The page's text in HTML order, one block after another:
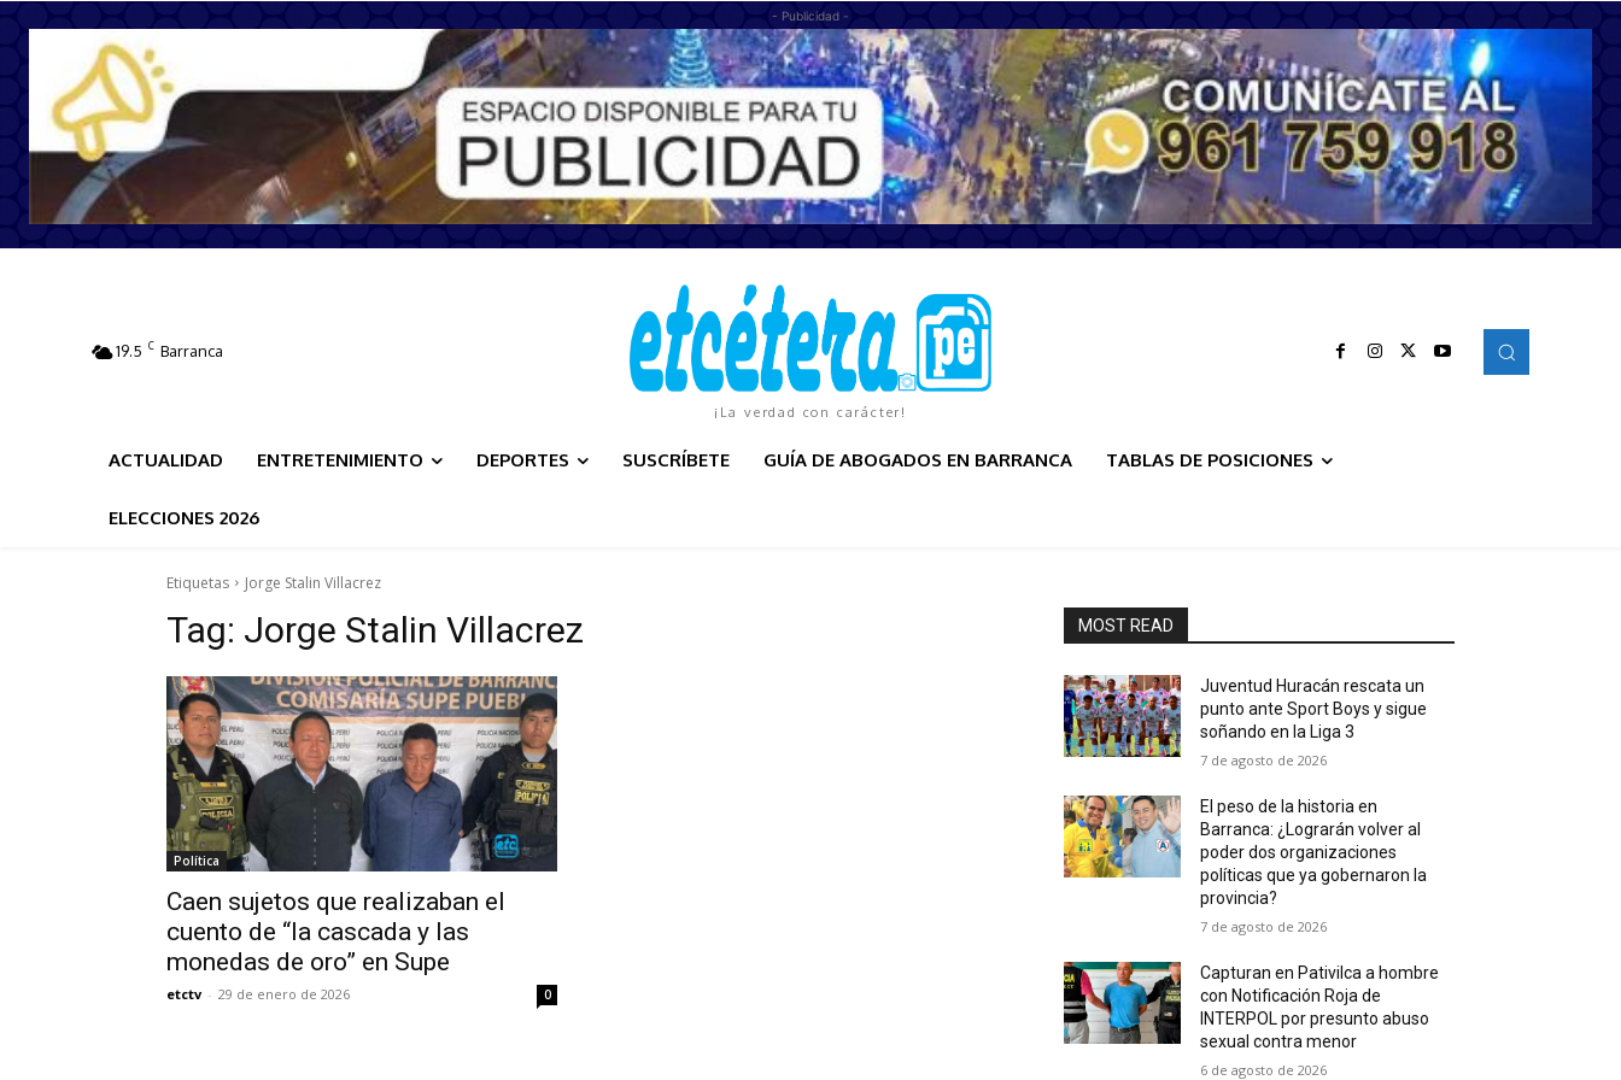
- Publicidad -
19.5 C Barranca
¡La verdad con carácter!
ACTUALIDAD ENTRETENIMIENTO DEPORTES SUSCRÍBETE GUÍA DE ABOGADOS EN BARRANCA TABLAS DE POSICIONES
ELECCIONES 2026
Etiquetas Jorge Stalin Villacrez
Tag: Jorge Stalin Villacrez
Política
Caen sujetos que realizaban el
cuento de “la cascada y las
monedas de oro” en Supe
etctv - 29 de enero de 2026 0
MOST READ
Juventud Huracán rescata un
punto ante Sport Boys y sigue
soñando en la Liga 3
7 de agosto de 2026
El peso de la historia en
Barranca: ¿Lograrán volver al
poder dos organizaciones
políticas que ya gobernaron la
provincia?
7 de agosto de 2026
Capturan en Pativilca a hombre
con Notificación Roja de
INTERPOL por presunto abuso
sexual contra menor
6 de agosto de 2026